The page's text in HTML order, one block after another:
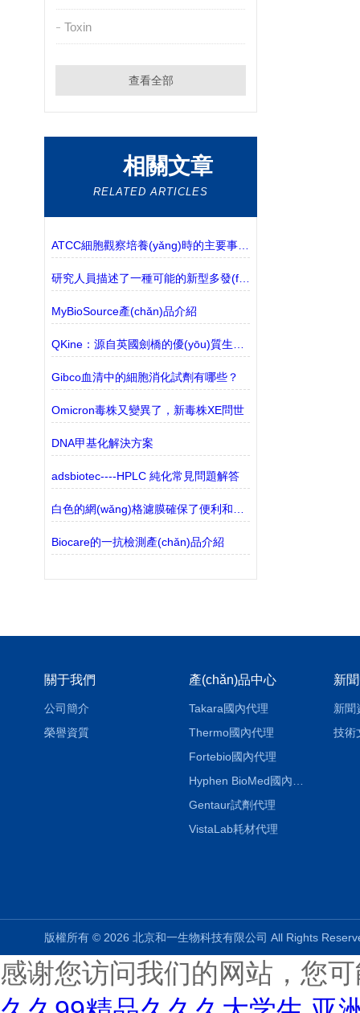
Toxin
查看全部
相關文章
RELATED ARTICLES
ATCC細胞觀察培養(yǎng)時的主要事項說明
研究人員描述了一種可能的新型多發(fā)性硬化癥樣疾病
MyBioSource產(chǎn)品介紹
Gibco血清中的細胞消化試劑有哪些？
Omicron毒株又變異了，新毒株XE問世
DNA甲基化解決方案
adsbiotec----HPLC 純化常見問題解答
Biocare的一抗檢測產(chǎn)品介紹
關于我們
公司簡介
榮譽資質
產(chǎn)品中心
Takara國內代理
Thermo國內代理
Fortebio國內代理
Gentaur試劑代理
VistaLab耗材代理
新
新聞
技術
版權所有 © 2026 北京和一生物科技有限公司 All Rights
感谢您访问我们的网站，您